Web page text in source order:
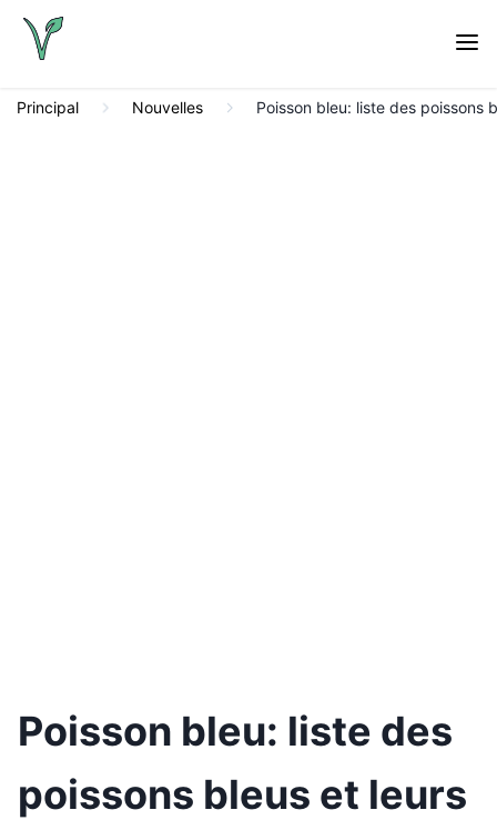
Principal Nouvelles Poisson bleu: liste des poissons
Poisson bleu: liste des
poissons bleus et leurs